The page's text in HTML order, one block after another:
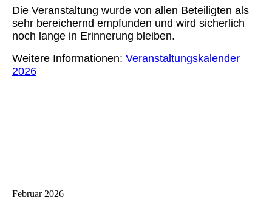
Die Veranstaltung wurde von allen Beteiligten als
sehr bereichernd empfunden und wird sicherlich
noch lange in Erinnerung bleiben.
Weitere Informationen: Veranstaltungskalender
2026
Februar 2026